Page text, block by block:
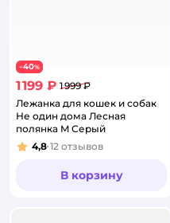
−40%
1 199 ₽ 1 999 ₽
Лежанка для кошек и собак
Не один дома Лесная
полянка M Серый
Рейтинг:
4,8 12 отзывов
В корзину